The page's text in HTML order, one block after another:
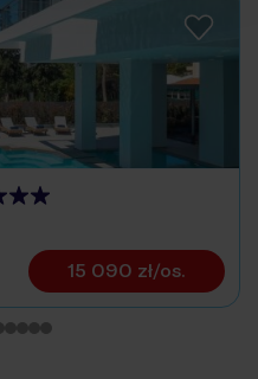
15 090 zł/os.